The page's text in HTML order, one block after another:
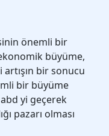
önemli bir
büyüme,
artışın bir sonucu
bir büyüme
abd yi geçerek
pazarı olması